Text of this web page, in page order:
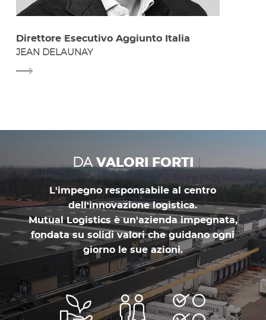
Direttore Esecutivo Aggiunto Italia
JEAN DELAUNAY
DA VALORI FORTI
L'impegno responsabile al centro
dell'innovazione logistica.
Mutual Logistics è un'azienda impegnata,
fondata su solidi valori che guidano ogni
giorno le sue azioni.